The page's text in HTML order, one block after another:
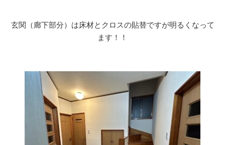
玄関（廊下部分）は床材とクロスの貼替ですが明るくなって
ます！！